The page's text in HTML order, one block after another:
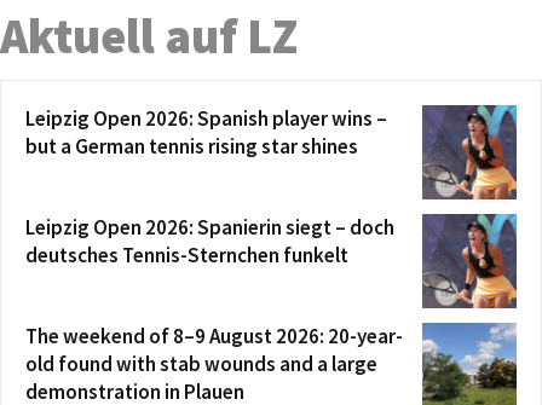
Aktuell auf LZ
Leipzig Open 2026: Spanish player wins –
but a German tennis rising star shines
Leipzig Open 2026: Spanierin siegt – doch
deutsches Tennis-Sternchen funkelt
The weekend of 8–9 August 2026: 20-year-
old found with stab wounds and a large
demonstration in Plauen